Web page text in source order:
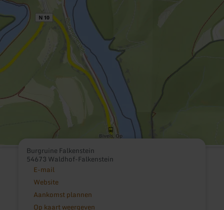
Burgruine Falkenstein
54673 Waldhof-Falkenstein
E-mail
Website
Aankomst plannen
Op kaart weergeven